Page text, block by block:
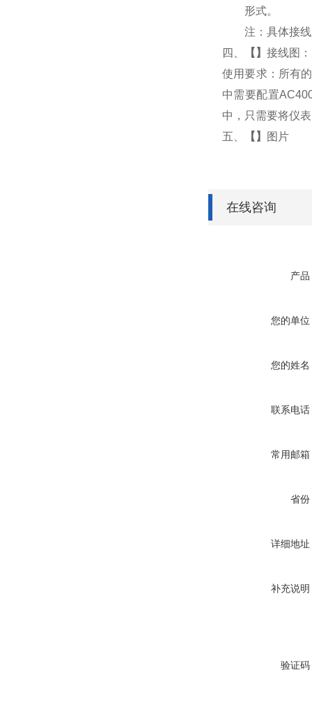
形式。
注：具体接
四、
【 】 接线图
使用要求：所有
中需要配置
中，只需要将仪
五、
【 】 图片
在线咨询
产品
您的单位
您的姓名
联系电话
常用邮箱
省份
详细地址
补充说明
验证码